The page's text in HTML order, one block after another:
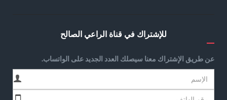
للإشتراك في قناة الراعي الصالح
عن طريق الإشتراك معنا سيصلك العدد الجديد على الواتساب.